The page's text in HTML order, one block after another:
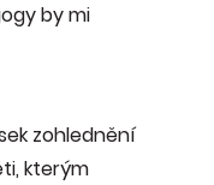
by mi
zohlednění
kterým